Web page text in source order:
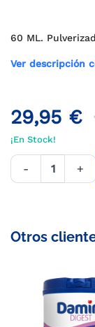
60 ML.
Ver descripción
29,95 €
¡En Stock!
- +
Otros